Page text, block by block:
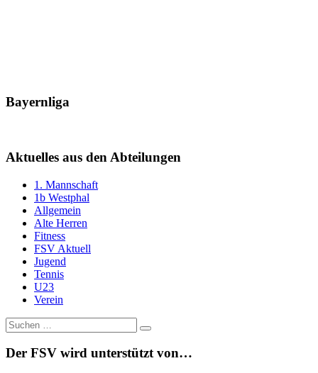
Bayernliga
Aktuelles aus den Abteilungen
1. Mannschaft
1b Westphal
Allgemein
Alte Herren
Fitness
FSV Aktuell
Jugend
Tennis
U23
Verein
Suche
nach:
Der FSV wird unterstützt von…